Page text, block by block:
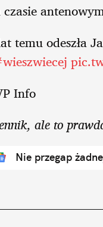
temu odeszła
Info
ale to
Nie przegap